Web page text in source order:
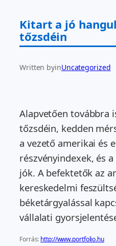
Kitart a jó
tőzsdéin
Written byinUncategorized
Alapvetően továbbra
tőzsdéin, kedden
a vezető amerikai és
részvényindexek, és
jók. A befektetők az
kereskedelmi
béketárgyalással
vállalati
Forrás: http://www.portfolio.hu